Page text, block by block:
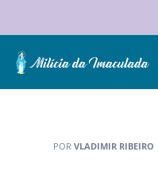
POR VLADIMIR RIBEIRO